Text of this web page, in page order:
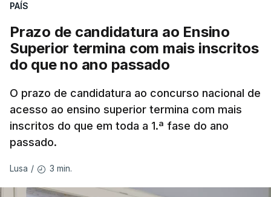
PAÍS
Prazo de candidatura ao Ensino
Superior termina com mais inscritos
do que no ano passado
O prazo de candidatura ao concurso nacional de
acesso ao ensino superior termina com mais
inscritos do que em toda a 1.ª fase do ano
passado.
Lusa / 3 min.